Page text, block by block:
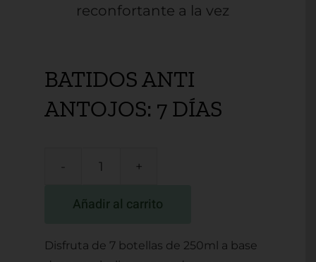
reconfortante a la vez
BATIDOS ANTI
ANTOJOS: 7 DÍAS
BATIDOS
DÍAS
Añadir al carrito
Disfruta de 7 botellas de 250ml a base